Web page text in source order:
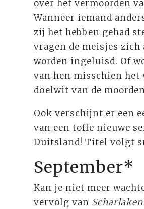
over het vermoorden
Wanneer iemand
zij het hebben gehad
vragen de meisjes zich
worden ingeluisd. Of
van hen misschien het
doelwit van de
Ook verschijnt er een
van een toffe nieuwe
Duitsland! Titel volgt
September*
Kan je niet meer
vervolg van